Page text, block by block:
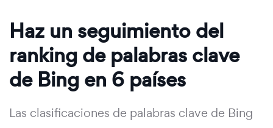
Haz un seguimiento del
ranking de palabras clave
de Bing en 6 países
Las clasificaciones de palabras clave de Bing